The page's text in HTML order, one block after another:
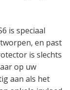
is speciaal
en past
is slechts
op uw
aan als het